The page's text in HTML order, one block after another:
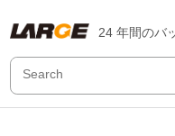
24 年間のバ